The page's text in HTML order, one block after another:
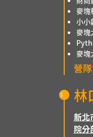
麥塊
小小
麥塊
麥塊
營
林
新北
院分